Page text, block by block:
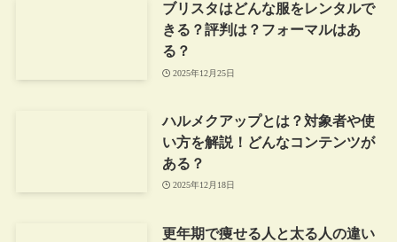
ブリスタはどんな服をレンタルで
きる？評判は？フォーマルはあ
る？
2025年12月25日
ハルメクアップとは？対象者や使
い方を解説！どんなコンテンツが
ある？
2025年12月18日
更年期で痩せる人と太る人の違い